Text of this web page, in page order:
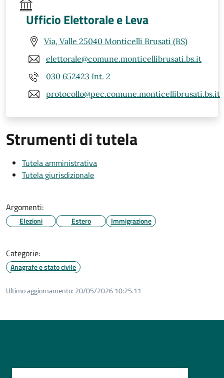
Ufficio Elettorale e Leva
Via, Valle 25040 Monticelli Brusati (BS)
elettorale@comune.monticellibrusati.bs.it
030 652423 Int. 2
protocollo@pec.comune.monticellibrusati.bs.it
Strumenti di tutela
Tutela amministrativa
Tutela giurisdizionale
Argomenti:
Elezioni Estero Immigrazione
Categorie:
Anagrafe e stato civile
Ultimo aggiornamento: 20/05/2026 10:25.11